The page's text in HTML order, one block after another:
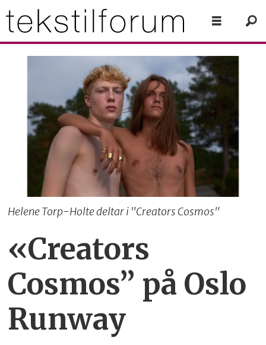
Helene Torp-Holte deltar i "Creators Cosmos"
«Creators
Cosmos” på Oslo
Runway